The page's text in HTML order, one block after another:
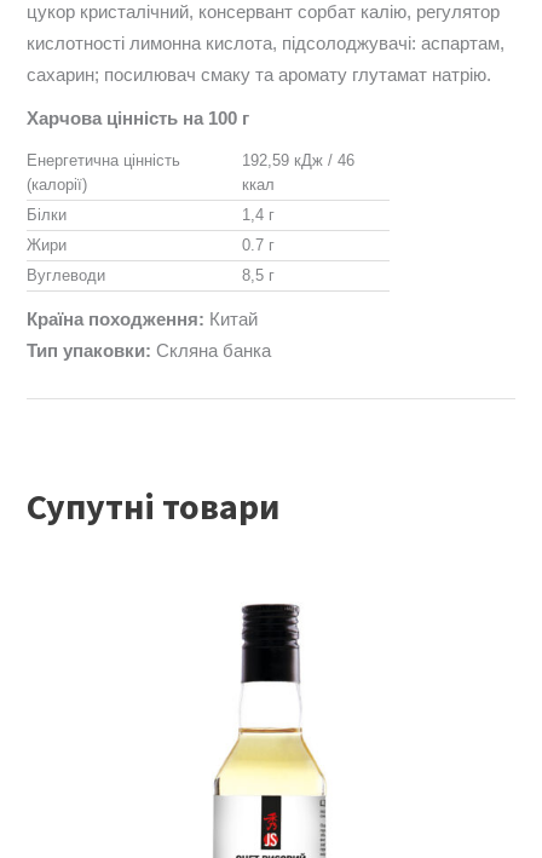
цукор кристалічний, консервант сорбат калію, регулятор
кислотності лимонна кислота, підсолоджувачі: аспартам,
сахарин; посилювач смаку та аромату глутамат натрію.
Харчова цінність на 100 г
Енергетична цінність
(калорії)
192,59 кДж / 46
ккал
Білки
1,4 г
Жири
0.7 г
Вуглеводи
8,5 г
Країна походження: Китай
Тип упаковки:Скляна банка
Супутні товари
ЧИТАТИ ДАЛІ